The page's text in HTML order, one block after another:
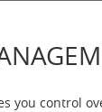
you control